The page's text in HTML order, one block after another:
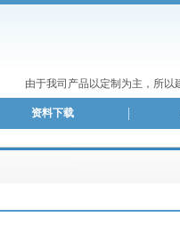
由于我司产品以定制为主，所以
资料下载